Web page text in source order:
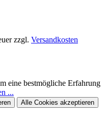
zzgl. Versandkosten
eine bestmögliche Erfahrung
...
Alle Cookies akzeptieren